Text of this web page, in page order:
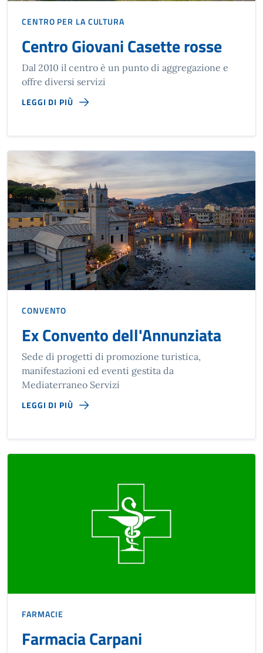
CENTRO PER LA CULTURA
Centro Giovani Casette rosse
Dal 2010 il centro è un punto di aggregazione e
offre diversi servizi
LEGGI DI PIÙ
CONVENTO
Ex Convento dell'Annunziata
Sede di progetti di promozione turistica,
manifestazioni ed eventi gestita da
Mediaterraneo Servizi
LEGGI DI PIÙ
FARMACIE
Farmacia Carpani